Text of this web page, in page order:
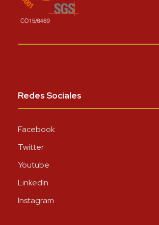
Redes Sociales
Facebook
Twitter
Youtube
LinkedIn
Instagram